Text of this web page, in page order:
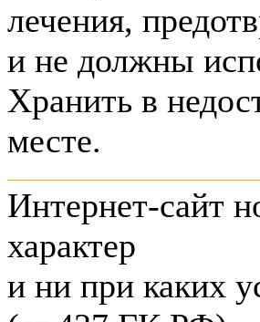
лечения,
и не должны
Хранить в
месте.
Интернет-сайт
характер
и ни при каких